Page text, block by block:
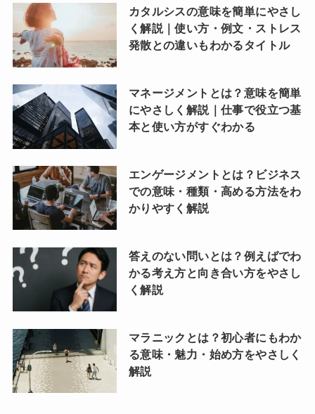
カタルシスの意味を簡単にやさし
く解説｜使い方・例文・ストレス
発散との違いもわかるタイトル
マネージメントとは？意味を簡単
にやさしく解説｜仕事で役立つ基
本と使い方がすぐわかる
エンゲージメントとは？ビジネス
での意味・種類・高める方法をわ
かりやすく解説
答えのない問いとは？例えばでわ
かる考え方と向き合い方をやさし
く解説
マラニックとは？初心者にもわか
る意味・魅力・始め方をやさしく
解説